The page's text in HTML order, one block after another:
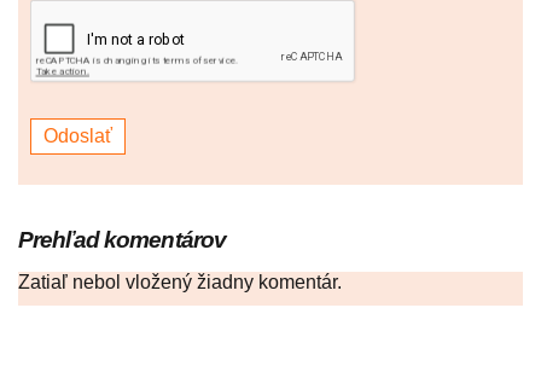
Prehľad komentárov
Zatiaľ nebol vložený žiadny komentár.